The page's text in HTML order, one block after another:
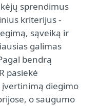
sprendimus
kriterijus -
sąveiką ir
galimas
bendrą
pasiekė
diegimo
o saugumo